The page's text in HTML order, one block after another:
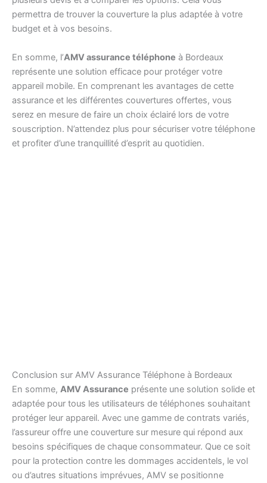
permettra de trouver la couverture la plus adaptée à votre
budget et à vos besoins.
En somme, l’AMV assurance téléphone à Bordeaux
représente une solution efficace pour protéger votre
appareil mobile. En comprenant les avantages de cette
assurance et les différentes couvertures offertes, vous
serez en mesure de faire un choix éclairé lors de votre
souscription. N’attendez plus pour sécuriser votre téléphone
et profiter d’une tranquillité d’esprit au quotidien.
Conclusion sur AMV Assurance Téléphone à Bordeaux
En somme, AMV Assurance présente une solution solide et
adaptée pour tous les utilisateurs de téléphones souhaitant
protéger leur appareil. Avec une gamme de contrats variés,
l’assureur offre une couverture sur mesure qui répond aux
besoins spécifiques de chaque consommateur. Que ce soit
pour la protection contre les dommages accidentels, le vol
ou d’autres situations imprévues, AMV se positionne